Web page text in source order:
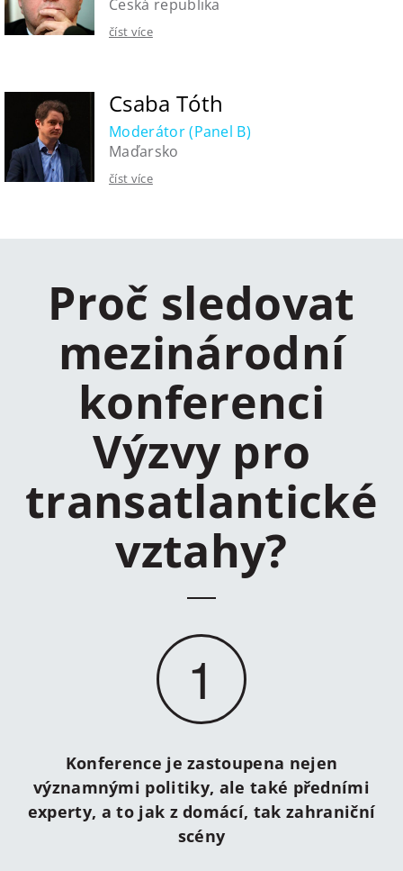
Česká republika
číst více
Csaba Tóth
Moderátor (Panel B)
Maďarsko
číst více
Proč sledovat
mezinárodní
konferenci
Výzvy pro
transatlantické
vztahy?
1
Konference je zastoupena nejen
významnými politiky, ale také předními
experty, a to jak z domácí, tak zahraniční
scény